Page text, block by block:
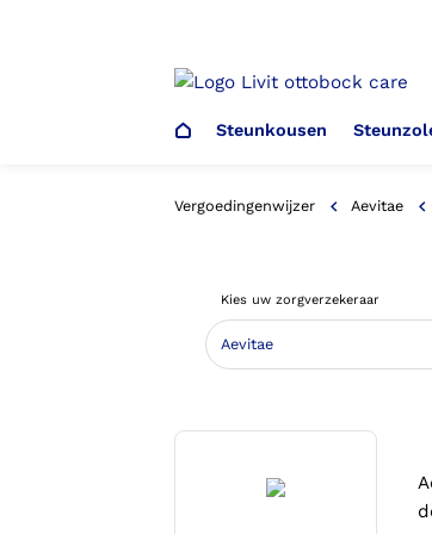
Steunkousen
Steunkousen (klasse
Aantrekhulpen
Steunzolen
Voetdrukmeting
Arm Elleboog
Heup Bekken Lies
Schoenencatalogus
Ambulo
Armprothese
Elleboogprothese
Onderbeenprothese
Werkgever
Vergoedingenwijzer Aevitae
Kies uw zorgverzekeraar